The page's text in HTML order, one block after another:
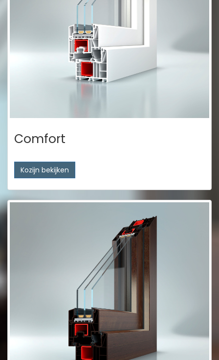
Comfort
Kozijn bekijken